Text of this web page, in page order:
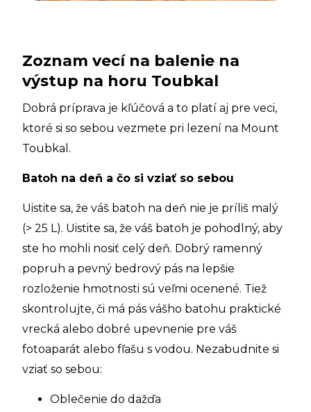
Zoznam vecí na balenie na
výstup na horu Toubkal
Dobrá príprava je kľúčová a to platí aj pre veci,
ktoré si so sebou vezmete pri lezení na Mount
Toubkal.
Batoh na deň a čo si vziať so sebou
Uistite sa, že váš batoh na deň nie je príliš malý
(> 25 L). Uistite sa, že váš batoh je pohodlný, aby
ste ho mohli nosiť celý deň. Dobrý ramenný
popruh a pevný bedrový pás na lepšie
rozloženie hmotnosti sú veľmi ocenené. Tiež
skontrolujte, či má pás vášho batohu praktické
vrecká alebo dobré upevnenie pre váš
fotoaparát alebo fľašu s vodou. Nezabudnite si
vziať so sebou:
Oblečenie do dažďa